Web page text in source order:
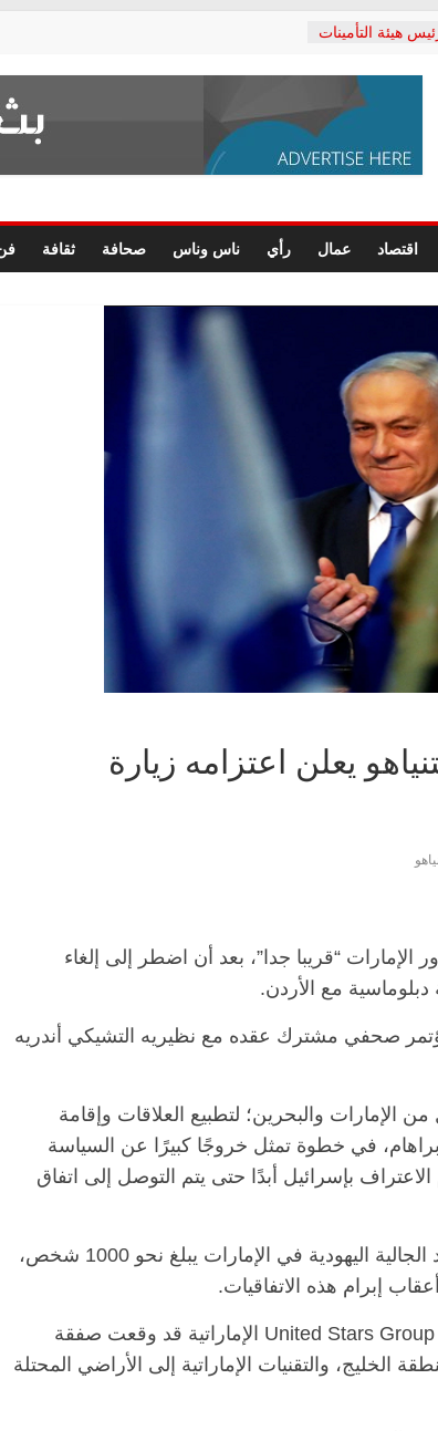
هيئة التأمينات
ونطالب بكشف
الصحي إلى
لجنة “الحق
للقرار
وانتهاء أعمال
زهران.. ويؤكد:
العادلة
اقتصاد عمال رأي ناس وناس صحافة ثقافة
يعلن اعتزامه زيارة
الإمارات “قريبا جدا”، بعد أن اضطر إلى إلغاء
دبلوماسية مع الأردن.
صحفي مشترك عقده مع نظيريه التشيكي أندريه
والبحرين؛ لتطبيع العلاقات وإقامة
في خطوة تمثل خروجًا كبيرًا عن السياسة
بإسرائيل أبدًا حتى يتم التوصل إلى اتفاق
وتشير إحصاءات وزارة الشتات الإسرائيلية إلى أن عدد الجالية اليهودية في الإمارات يبلغ نحو 1000 شخص،
إبرام هذه الاتفاقيات.
كانت شركة Gulf-Israel Green Ventures (GIGV) و United Stars Group الإماراتية قد وقعت صفقة
الخليج، والتقنيات الإماراتية إلى الأراضي المحتلة